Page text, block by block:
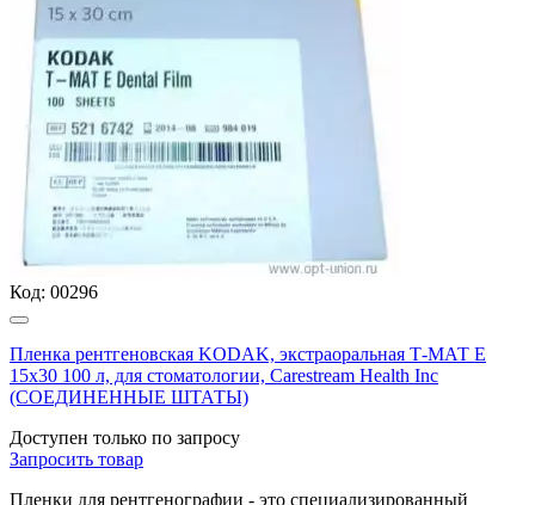
Код: 00296
Пленка рентгеновская KODAK, экстраоральная Т-МАТ Е
15х30 100 л, для стоматологии, Carestream Health Inc
(СОЕДИНЕННЫЕ ШТАТЫ)
Доступен только по запросу
Запросить товар
Пленки для рентгенографии - это специализированный